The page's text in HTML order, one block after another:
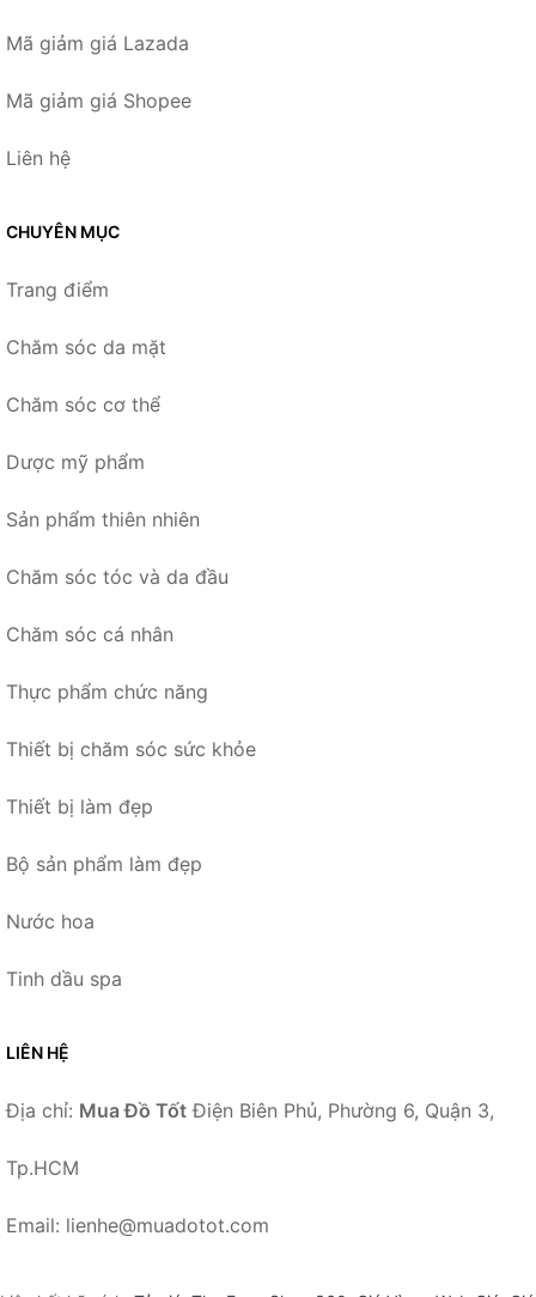
Mã giảm giá Lazada
Mã giảm giá Shopee
Liên hệ
CHUYÊN MỤC
Trang điểm
Chăm sóc da mặt
Chăm sóc cơ thể
Dược mỹ phẩm
Sản phẩm thiên nhiên
Chăm sóc tóc và da đầu
Chăm sóc cá nhân
Thực phẩm chức năng
Thiết bị chăm sóc sức khỏe
Thiết bị làm đẹp
Bộ sản phẩm làm đẹp
Nước hoa
Tinh dầu spa
LIÊN HỆ
Địa chỉ: Mua Đồ Tốt Điện Biên Phủ, Phường 6, Quận 3,
Tp.HCM
Email: lienhe@muadotot.com